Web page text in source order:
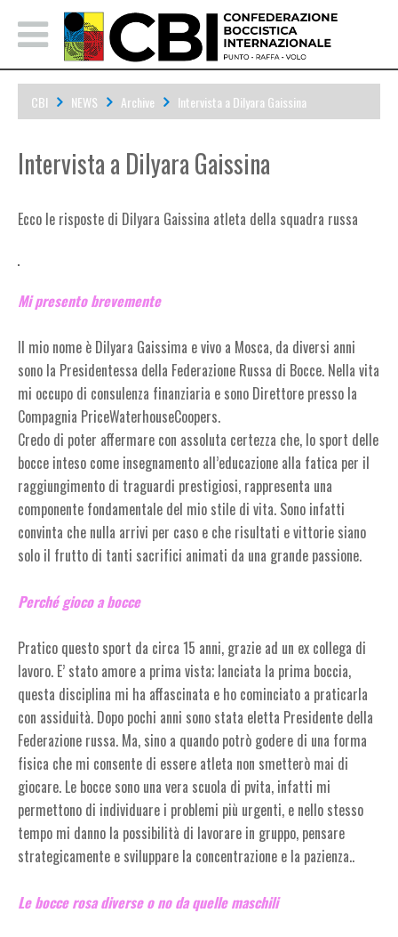
CBI NEWS Archive Intervista a Dilyara Gaissina
Intervista a Dilyara Gaissina
Ecco le risposte di Dilyara Gaissina atleta della squadra russa
Mi presento brevemente
Il mio nome è Dilyara Gaissima e vivo a Mosca, da diversi anni
sono la Presidentessa della Federazione Russa di Bocce. Nella vita
mi occupo di consulenza finanziaria e sono Direttore presso la
Compagnia PriceWaterhouseCoopers.
Credo di poter affermare con assoluta certezza che, lo sport delle
bocce inteso come insegnamento all’educazione alla fatica per il
raggiungimento di traguardi prestigiosi, rappresenta una
componente fondamentale del mio stile di vita. Sono infatti
convinta che nulla arrivi per caso e che risultati e vittorie siano
solo il frutto di tanti sacrifici animati da una grande passione.
Perché gioco a bocce
Pratico questo sport da circa 15 anni, grazie ad un ex collega di
lavoro. E’ stato amore a prima vista; lanciata la prima boccia,
questa disciplina mi ha affascinata e ho cominciato a praticarla
con assiduità. Dopo pochi anni sono stata eletta Presidente della
Federazione russa. Ma, sino a quando potrò godere di una forma
fisica che mi consente di essere atleta non smetterò mai di
giocare. Le bocce sono una vera scuola di pvita, infatti mi
permettono di individuare i problemi più urgenti, e nello stesso
tempo mi danno la possibilità di lavorare in gruppo, pensare
strategicamente e sviluppare la concentrazione e la pazienza..
Le bocce rosa diverse o no da quelle maschili